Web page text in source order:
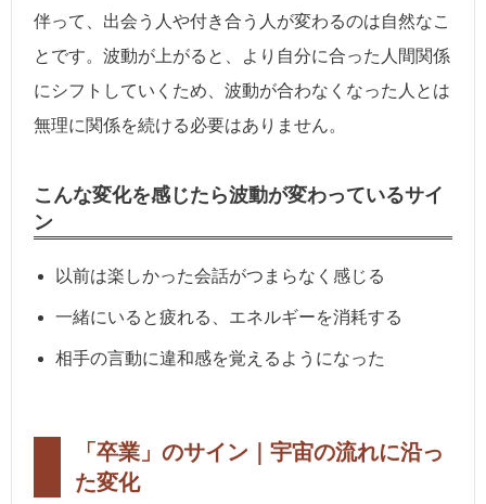
伴って、出会う人や付き合う人が変わるのは自然なこ
とです。波動が上がると、より自分に合った人間関係
にシフトしていくため、波動が合わなくなった人とは
無理に関係を続ける必要はありません。
こんな変化を感じたら波動が変わっているサイ
ン
以前は楽しかった会話がつまらなく感じる
一緒にいると疲れる、エネルギーを消耗する
相手の言動に違和感を覚えるようになった
「卒業」のサイン｜宇宙の流れに沿っ
た変化